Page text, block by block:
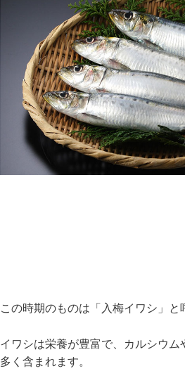
この時期のものは「入梅イワシ」と
イワシは栄養が豊富で、カルシウ
多く含まれます。